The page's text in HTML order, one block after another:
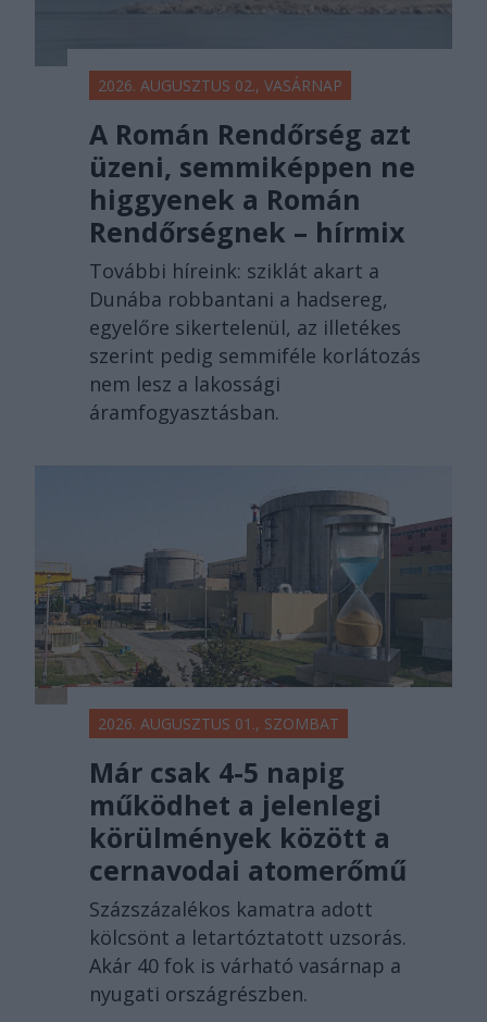
2026. AUGUSZTUS 02., VASÁRNAP
A Román Rendőrség azt
üzeni, semmiképpen ne
higgyenek a Román
Rendőrségnek – hírmix
További híreink: sziklát akart a
Dunába robbantani a hadsereg,
egyelőre sikertelenül, az illetékes
szerint pedig semmiféle korlátozás
nem lesz a lakossági
áramfogyasztásban.
2026. AUGUSZTUS 01., SZOMBAT
Már csak 4-5 napig
működhet a jelenlegi
körülmények között a
cernavodai atomerőmű
Százszázalékos kamatra adott
kölcsönt a letartóztatott uzsorás.
Akár 40 fok is várható vasárnap a
nyugati országrészben.